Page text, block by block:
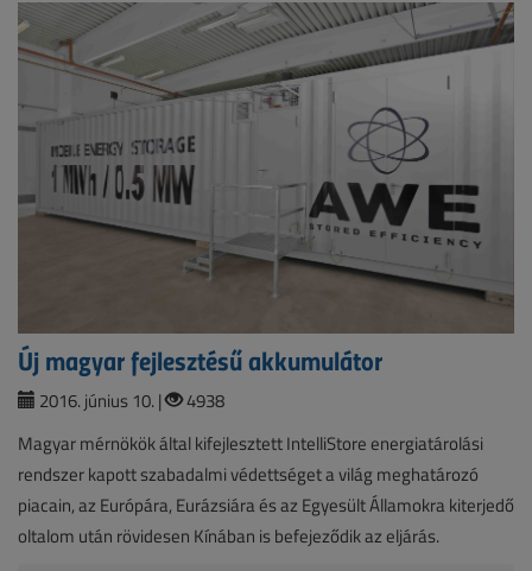
Új magyar fejlesztésű akkumulátor
2016. június 10. |
4938
Magyar mérnökök által kifejlesztett IntelliStore energiatárolási
rendszer kapott szabadalmi védettséget a világ meghatározó
piacain, az Európára, Eurázsiára és az Egyesült Államokra kiterjedő
oltalom után rövidesen Kínában is befejeződik az eljárás.